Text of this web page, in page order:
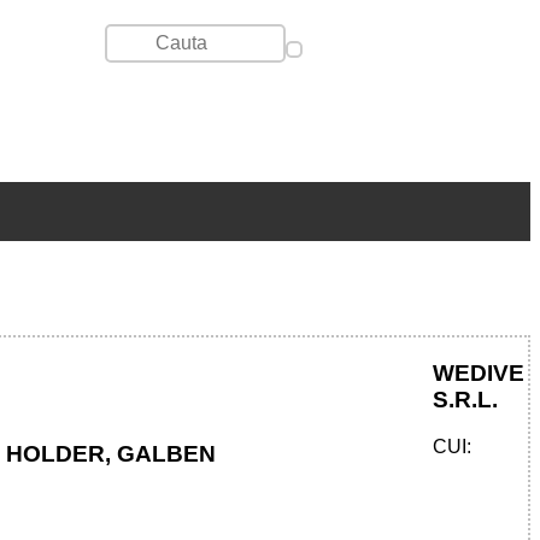
GALBEN
WEDIVE
S.R.L.
CUI: